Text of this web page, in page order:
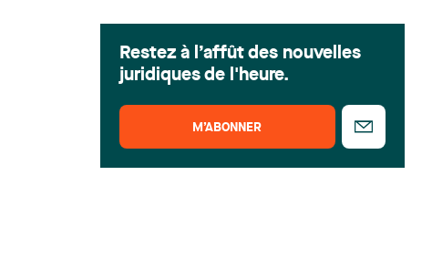
Restez à l’affût des nouvelles
juridiques de l'heure.
M’ABONNER